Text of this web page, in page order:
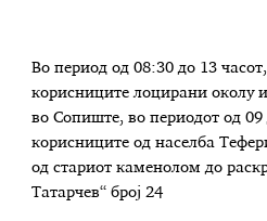
Во период од 08:30 до 13 часот,
корисниците лоцирани околу
во Сопиште, во периодот од 09
корисниците од населба
од стариот каменолом до
Татарчев“ број 24